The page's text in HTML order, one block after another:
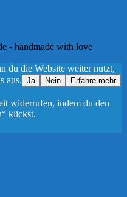
- handmade with love
du die Website weiter nutzt,
aus. Ja Nein Erfahre mehr
widerrufen, indem du den
klickst.